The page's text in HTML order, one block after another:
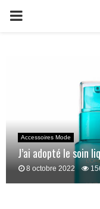
PRIMARY
Accessoires Mode
J’ai adopté le soin
8 octobre 2022